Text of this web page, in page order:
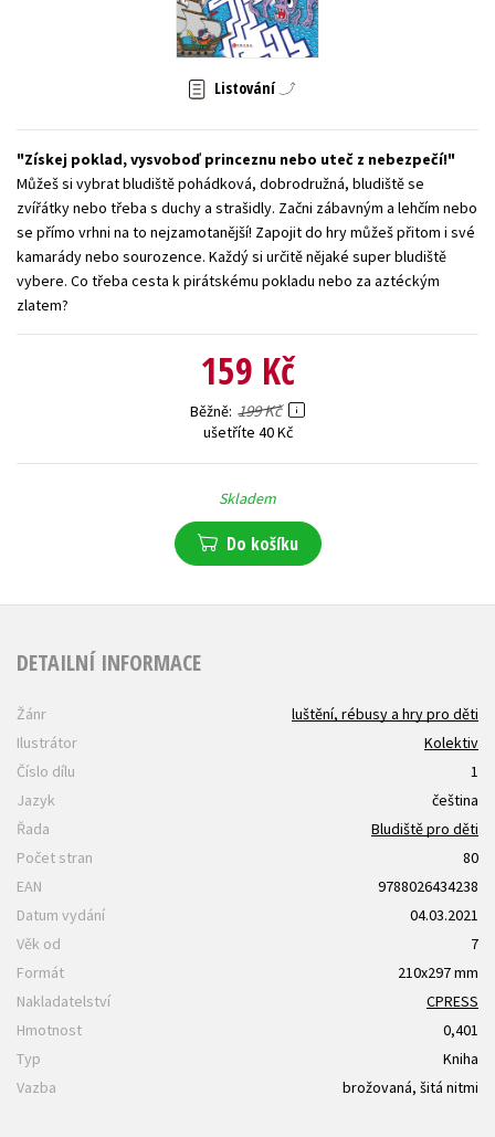
Zahraniční literatura
Všechny tituly
Listování
Získej poklad, vysvoboď princeznu nebo uteč z nebezpečí!
Můžeš si vybrat bludiště pohádková, dobrodružná, bludiště se
zvířátky nebo třeba s duchy a strašidly. Začni zábavným a lehčím nebo
se přímo vrhni na to nejzamotanější! Zapojit do hry můžeš přitom i své
kamarády nebo sourozence. Každý si určitě nějaké super bludiště
vybere. Co třeba cesta k pirátskému pokladu nebo za aztéckým
zlatem?
159 Kč
Běžně 199 Kč
ušetříte 40 Kč
Skladem
Do košíku
DETAILNÍ INFORMACE
Žánr
luštění, rébusy a hry pro děti
Ilustrátor
Kolektiv
Číslo dílu
1
Jazyk
čeština
Řada
Bludiště pro děti
Počet stran
80
EAN
9788026434238
Datum vydání
04.03.2021
Věk od
7
Formát
210x297 mm
Nakladatelství
CPRESS
Hmotnost
0,401
Typ
Kniha
Vazba
brožovaná, šitá nitmi